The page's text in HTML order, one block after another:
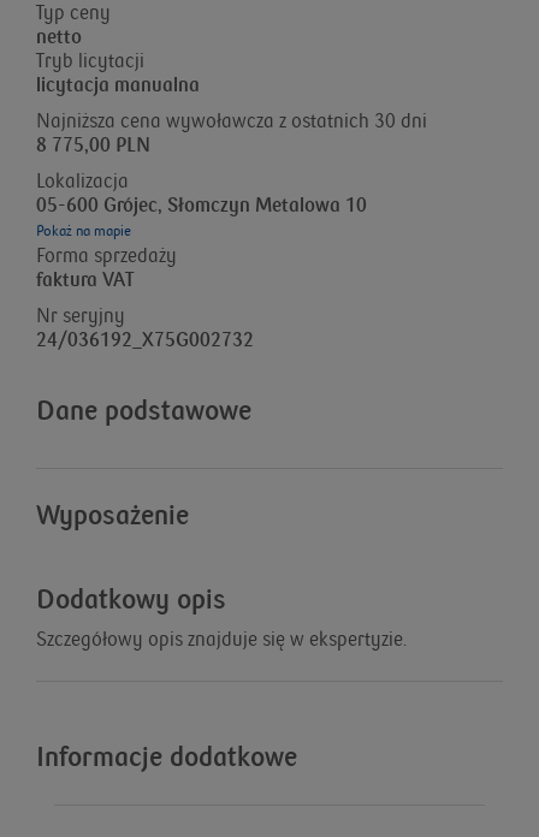
Typ ceny
netto
Tryb licytacji
licytacja manualna
Najniższa cena wywoławcza z ostatnich 30 dni
8 775,00 PLN
Lokalizacja
05-600 Grójec, Słomczyn Metalowa 10
Pokaż na mapie
Forma sprzedaży
faktura VAT
Nr seryjny
24/036192_X75G002732
Dane podstawowe
Wyposażenie
Dodatkowy opis
Szczegółowy opis znajduje się w ekspertyzie.
Informacje dodatkowe